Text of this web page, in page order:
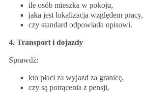
ile osób mieszka w pokoju,
jaka jest lokalizacja względem pracy,
czy standard odpowiada opisowi.
4. Transport i dojazdy
Sprawdź:
kto płaci za wyjazd za granicę,
czy są potrącenia z pensji,